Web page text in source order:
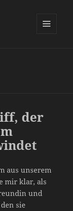
der
aus unserem
mir klar, als
und
sie